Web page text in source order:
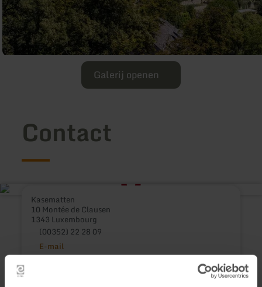
Galerij openen
Contact
Kasematten
10 Montée de Clausen
1343 Luxembourg
(00352) 22 28 09
E-mail